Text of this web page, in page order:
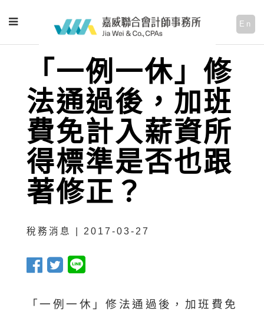
En
「一例一休」修
法通過後，加班
費免計入薪資所
得標準是否也跟
著修正？
稅務消息 | 2017-03-27
「一例一休」修法通過後，加班費免